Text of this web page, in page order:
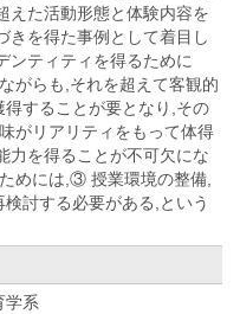
えた活動形態と体験内容を
きを得た事例として着目し
ンティティを得るために
がらも,それを超えて客観的
することが要となり,その
がリアリティをもって体得
力を得ることが不可欠にな
めには,③ 授業環境の整備,
討する必要がある,という
学系